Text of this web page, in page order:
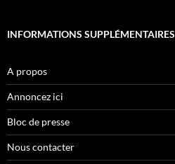
INFORMATIONS SUPPLÉMENTAIRES
A propos
Annoncez ici
Bloc de presse
Nous contacter